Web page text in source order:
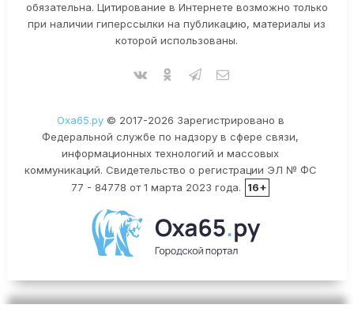
обязательна. Цитирование в Интернете возможно только
при наличии гиперссылки на публикацию, материалы из
которой использованы.
Оха65.ру© 2017-2026 Зарегистрировано в
Федеральной службе по надзору в сфере связи,
информационных технологий и массовых
коммуникаций. Свидетельство о регистрации ЭЛ № ФС
77 - 84778 от 1 марта 2023 года.
16+